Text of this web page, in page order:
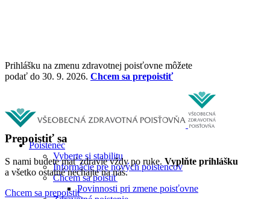
Prihlášku na zmenu zdravotnej poisťovne môžete
podať do 30. 9. 2026. Chcem sa prepoistiť
Poistenec
Vyberte si stabilitu
Informácie pre nových poistencov
Chcem sa poistiť
Povinnosti pri zmene poisťovne
Prepoistiť sa
S nami budete mať zdravie vždy po ruke. Vyplňte prihlášku
a všetko ostatné nechajte na nás.
Chcem sa prepoistiť